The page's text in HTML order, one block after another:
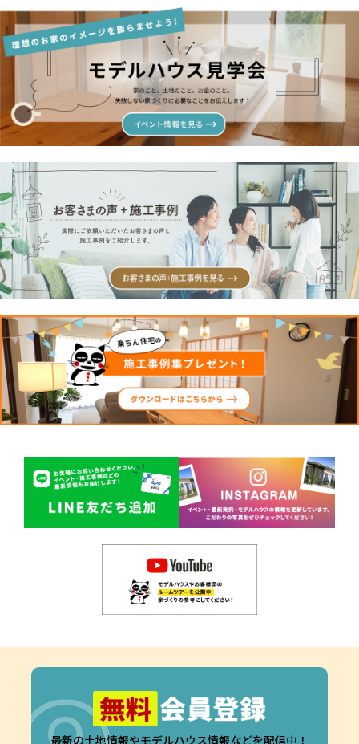
最新の土地情報やモデルハウス情報などを配信中！